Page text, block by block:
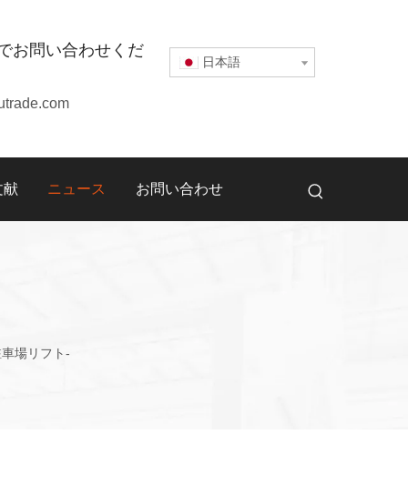
お問い合わせくだ
日本語
献 ニュース お問い合わせ
場リフト-